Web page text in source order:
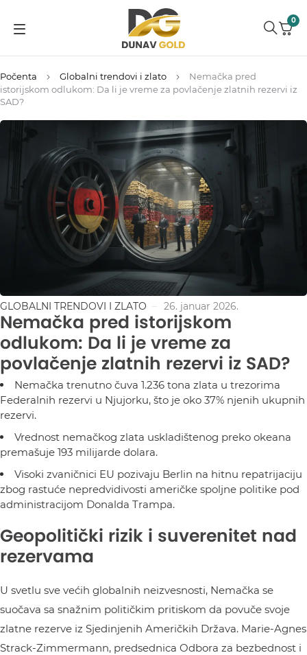
0
Počenta Globalni trendovi i zlato
Nemačka pred
istorijskom odlukom: Da li je vreme za povlačenje zlatnih rezervi iz
SAD?
GLOBALNI TRENDOVI I ZLATO 26. januar 2026.
Nemačka pred istorijskom
odlukom: Da li je vreme za
povlačenje zlatnih rezervi iz SAD?
Nemačka trenutno čuva 1.236 tona zlata u trezorima
Federalnih rezervi u Njujorku, što je oko 37% njenih ukupnih
rezervi.
Vrednost nemačkog zlata uskladištenog preko okeana
premašuje 193 milijarde dolara.
Visoki zvaničnici EU pozivaju Berlin na hitnu repatrijaciju
zbog rastuće nepredvidivosti američke spoljne politike pod
administracijom Donalda Trampa.
Geopolitički rizik i suverenitet nad
rezervama
U svetlu sve većih globalnih neizvesnosti, Nemačka se
suočava sa snažnim političkim pritiskom da povuče svoje
zlatne rezerve iz Sjedinjenih Američkih Država. Marie-Agnes
Strack-Zimmermann, predsednica Odbora za bezbednost i